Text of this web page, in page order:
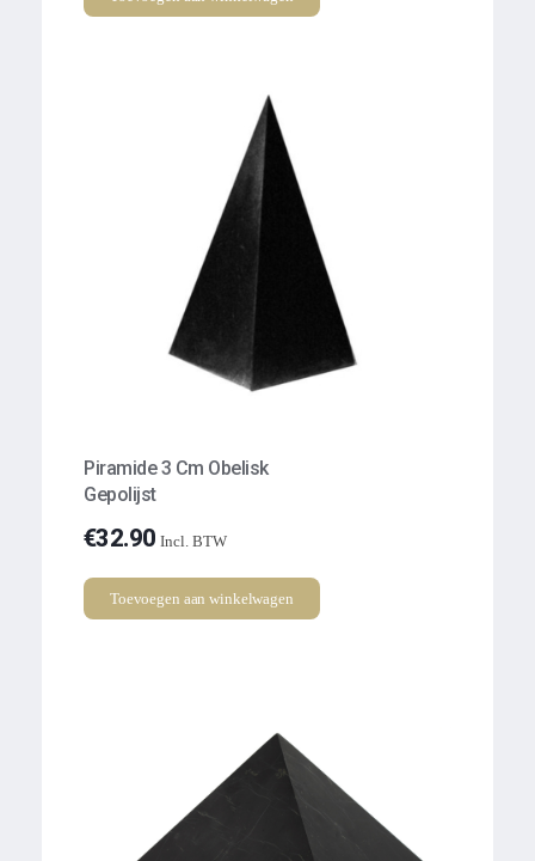
Piramide 3 Cm Obelisk
Gepolijst
€32.90 Incl. BTW
Toevoegen aan winkelwagen